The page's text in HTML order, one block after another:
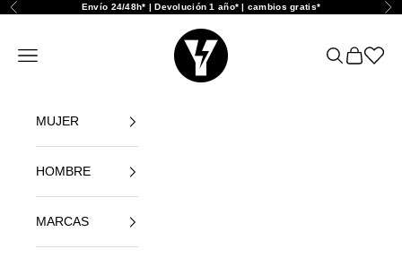
Ir al contenido
Anterior Envío 24/48h* | Devolución 1 año* | cambios gratis*
Yellowshop
Abrir menú de navegación
AbrirAbrirAbrir
MUJER
HOMBRE
MARCAS